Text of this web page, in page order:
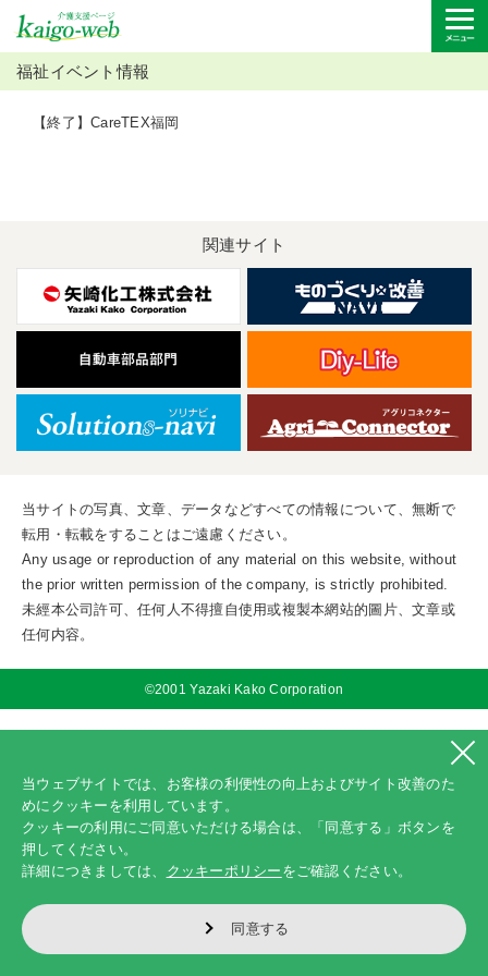
福祉イベント情報
【終了】CareTEX福岡
関連サイト
当サイトの写真、文章、データなどすべての情報について、無断で
転用・転載をすることはご遠慮ください。
Any usage or reproduction of any material on this website, without
the prior written permission of the company, is strictly prohibited.
未經本公司許可、任何人不得擅自使用或複製本網站的圖片、文章或
任何内容。
©2001 Yazaki Kako Corporation
当ウェブサイトでは、お客様の利便性の向上およびサイト改善のた
めにクッキーを利用しています。
クッキーの利用にご同意いただける場合は、「同意する」ボタンを
押してください。
詳細につきましては、 クッキーポリシー をご確認ください。
同意する